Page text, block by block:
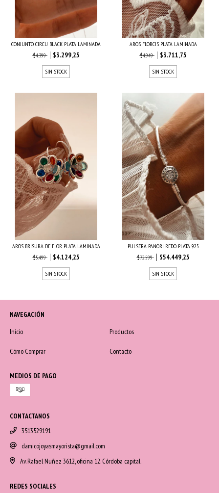
CONJUNTO CIRCU BLACK PLATA LAMINADA
$4.399
$3.299,25
SIN STOCK
AROS FLORCIS PLATA LAMINADA
$4.949
$3.711,75
SIN STOCK
AROS BRISURA DE FLOR PLATA LAMINADA
$5.499
$4.124,25
SIN STOCK
PULSERA PANORI REDO PLATA 925
$72.599
$54.449,25
SIN STOCK
NAVEGACIÓN
Inicio
Productos
Cómo Comprar Contacto
MEDIOS DE PAGO
CONTACTANOS
3513529191
damicojoyasmayorista@gmail.com
Av. Rafael Nuñez 3612, oficina 12. Córdoba capital.
REDES SOCIALES